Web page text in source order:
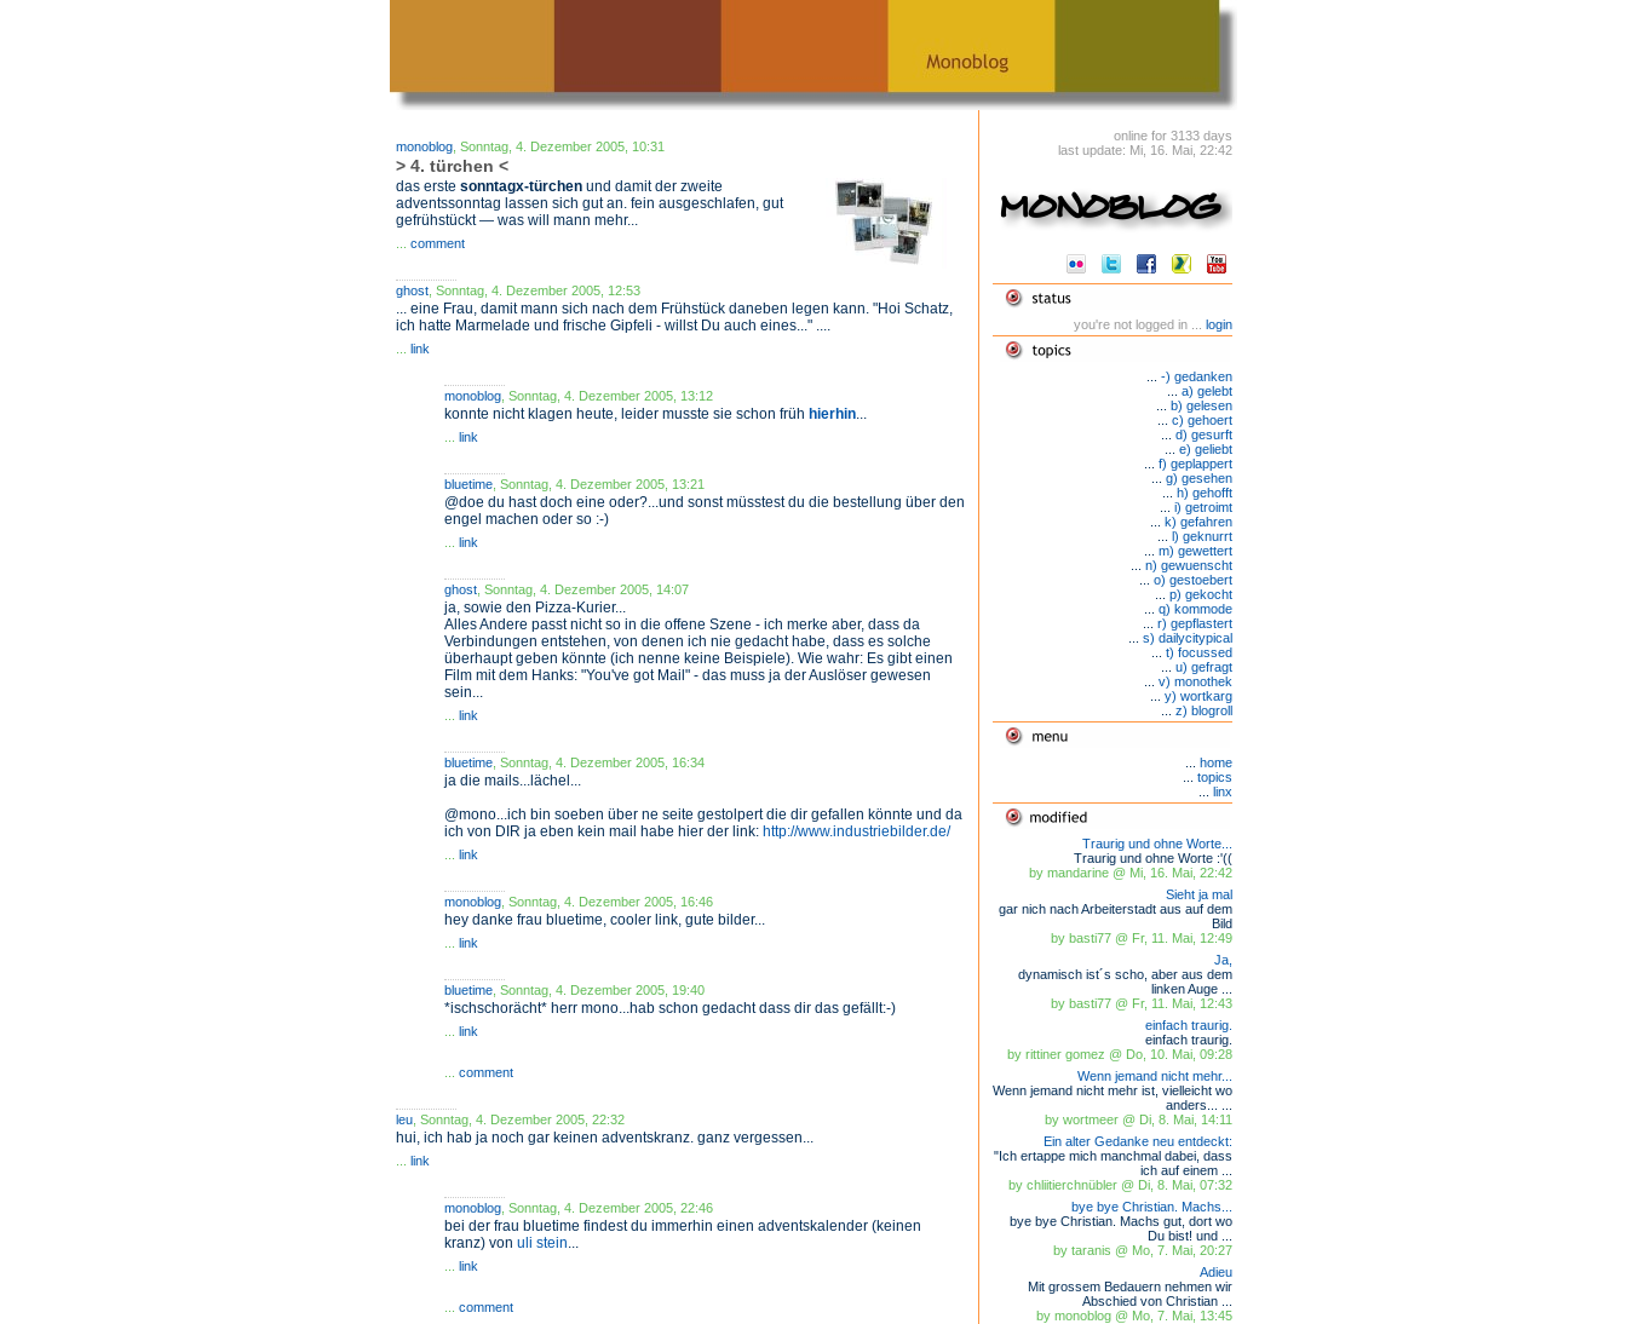
monoblog, Sonntag, 4. Dezember 2005, 10:31
> 4. türchen <
das erste sonntagx-türchenund damit der zweite
adventssonntag lassen sich gut an. fein ausgeschlafen, gut
gefrühstückt — was will mann mehr...
comment
ghost, Sonntag, 4. Dezember 2005, 12:53
... eine Frau, damit mann sich nach dem Frühstück daneben legen kann. "Hoi Schatz,
ich hatte Marmelade und frische Gipfeli - willst Du auch eines..." ....
link
monoblog, Sonntag, 4. Dezember 2005, 13:12
konnte nicht klagen heute, leider musste sie schon früh hierhin...
link
bluetime, Sonntag, 4. Dezember 2005, 13:21
@doe du hast doch eine oder?...und sonst müsstest du die bestellung über den
engel machen oder so :-)
link
ghost, Sonntag, 4. Dezember 2005, 14:07
ja, sowie den Pizza-Kurier...
Alles Andere passt nicht so in die offene Szene - ich merke aber, dass da
Verbindungen entstehen, von denen ich nie gedacht habe, dass es solche
überhaupt geben könnte (ich nenne keine Beispiele). Wie wahr: Es gibt einen
Film mit dem Hanks: "You've got Mail" - das muss ja der Auslöser gewesen
sein...
link
bluetime, Sonntag, 4. Dezember 2005, 16:34
ja die mails...lächel...
@mono...ich bin soeben über ne seite gestolpert die dir gefallen könnte und da
ich von DIR ja eben kein mail habe hier der link: http://www.industriebilder.de/
link
monoblog, Sonntag, 4. Dezember 2005, 16:46
hey danke frau bluetime, cooler link, gute bilder...
link
bluetime, Sonntag, 4. Dezember 2005, 19:40
*ischschorächt* herr mono...hab schon gedacht dass dir das gefällt:-)
link
comment
leu, Sonntag, 4. Dezember 2005, 22:32
hui, ich hab ja noch gar keinen adventskranz. ganz vergessen...
link
monoblog, Sonntag, 4. Dezember 2005, 22:46
bei der frau bluetime findest du immerhin einen adventskalender (keinen
kranz) von uli stein...
link
comment
online for 3133 days
last update: Mi, 16. Mai, 22:42
you're not logged in ... login
-) gedanken
a) gelebt
b) gelesen
c) gehoert
d) gesurft
e) geliebt
f) geplappert
g) gesehen
h) gehofft
i) getroimt
k) gefahren
l) geknurrt
m) gewettert
n) gewuenscht
o) gestoebert
p) gekocht
q) kommode
r) gepflastert
s) dailycitypical
t) focussed
u) gefragt
v) monothek
y) wortkarg
z) blogroll
home
topics
linx
Traurig und ohne Worte...
Traurig und ohne Worte :'((
by mandarine @ Mi, 16. Mai, 22:42
Sieht ja mal
gar nich nach Arbeiterstadt aus auf dem
Bild
by basti77 @ Fr, 11. Mai, 12:49
Ja,
dynamisch ist´s scho, aber aus dem
linken Auge ...
by basti77 @ Fr, 11. Mai, 12:43
einfach traurig.
einfach traurig.
by rittiner gomez @ Do, 10. Mai, 09:28
Wenn jemand nicht mehr...
Wenn jemand nicht mehr ist, vielleicht wo
anders... ...
by wortmeer @ Di, 8. Mai, 14:11
Ein alter Gedanke neu entdeckt:
"Ich ertappe mich manchmal dabei, dass
ich auf einem ...
by chliitierchnübler @ Di, 8. Mai, 07:32
bye bye Christian. Machs...
bye bye Christian. Machs gut, dort wo
Du bist! und ...
by taranis @ Mo, 7. Mai, 20:27
Adieu
Mit grossem Bedauern nehmen wir
Abschied von Christian ...
by monoblog @ Mo, 7. Mai, 13:45